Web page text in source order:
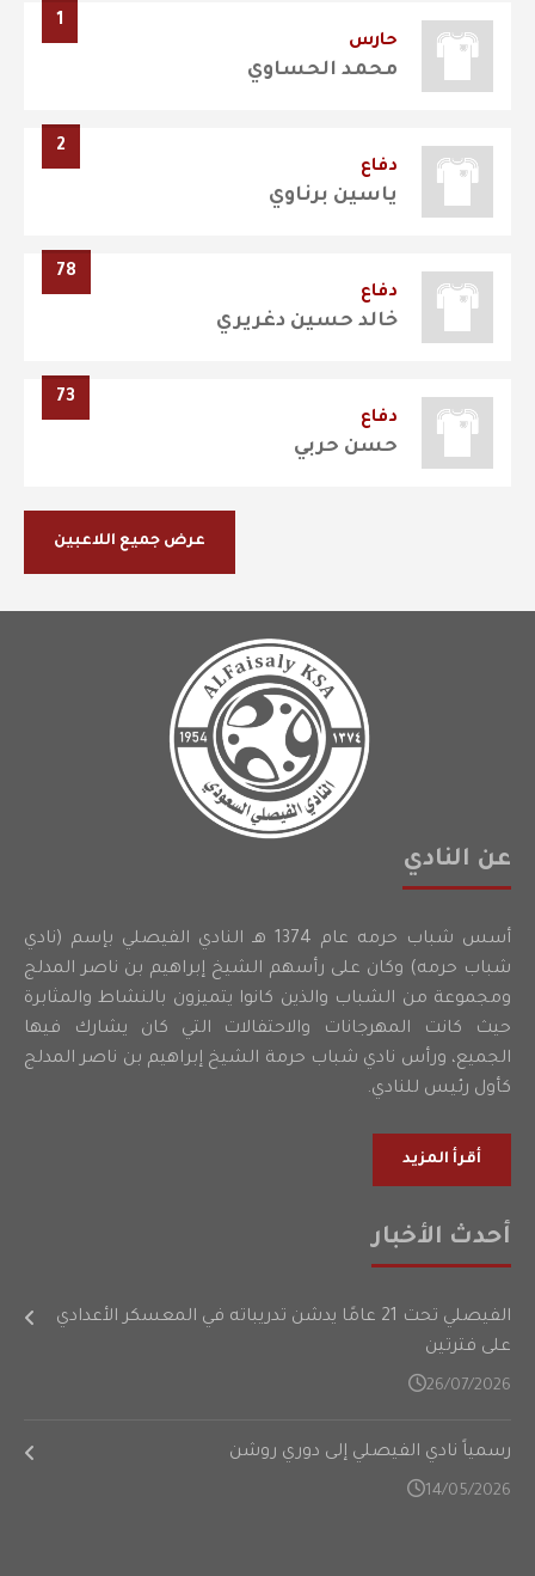
1
حارس
محمد الحساوي
2
دفاع
ياسين برناوي
78
دفاع
خالد حسين دغريري
73
دفاع
حسن حربي
عرض جميع اللاعبين
عن النادي
أسس شباب حرمه عام 1374 هـ النادي الفيصلي بإسم (نادي
شباب حرمه) وكان على رأسهم الشيخ إبراهيم بن ناصر المدلج
ومجموعة من الشباب والذين كانوا يتميزون بالنشاط والمثابرة
حيث كانت المهرجانات والاحتفالات التي كان يشارك فيها
الجميع، ورأس نادي شباب حرمة الشيخ إبراهيم بن ناصر المدلج
كأول رئيس للنادي.
أقرأ المزيد
أحدث الأخبار
الفيصلي تحت 21 عامًا يدشن تدريباته في المعسكر الأعدادي
على فترتين
26/07/2026
رسمياً نادي الفيصلي إلى دوري روشن
14/05/2026